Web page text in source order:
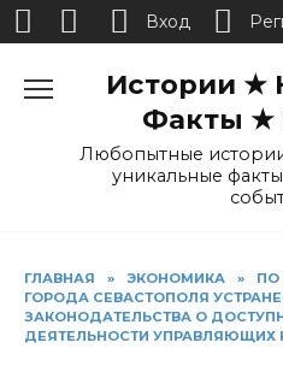
Истории ★
Факты ★
Любопытные
уникальные
ГЛАВНАЯ » ЭКОНОМИКА »
ПО
ГОРОДА СЕВАСТОПОЛЯ
ЗАКОНОДАТЕЛЬСТВА О
ДЕЯТЕЛЬНОСТИ УПРАВЛЯЮЩИХ
Вход